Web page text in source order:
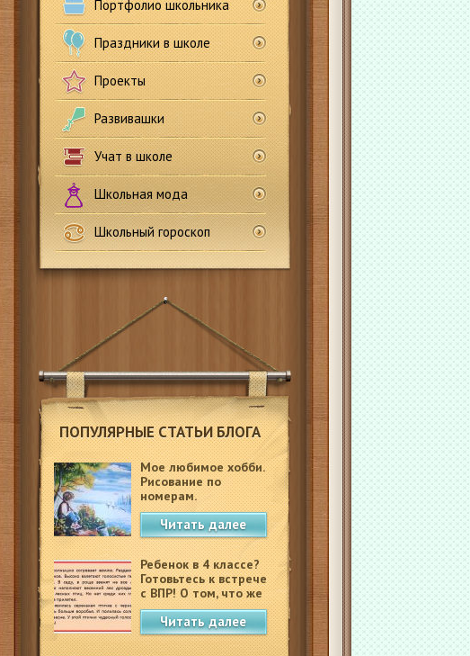
Портфолио школьника
Праздники в школе
Проекты
Развивашки
Учат в школе
Школьная мода
Школьный гороскоп
ПОПУЛЯРНЫЕ СТАТЬИ БЛОГА
Мое любимое хобби.
Рисование по
номерам.
Читать далее
Ребенок в 4 классе?
Готовьтесь к встрече
с ВПР! О том, что же
это такое.
Читать далее